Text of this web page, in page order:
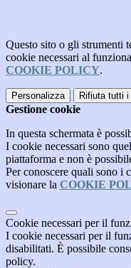
Questo sito o gli strumenti
cookie necessari al
COOKIE POLICY.
Personalizza Rifiuta tutti i
Gestione cookie
In questa schermata è
I cookie necessari sono
piattaforma e non è
Per conoscere quali sono i
visionare la COOKIE
Cookie necessari per il
I cookie necessari per il
disabilitati. È possibile
policy.